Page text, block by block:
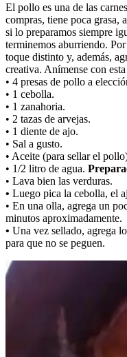
El pollo es una de las
compras, tiene poca grasa,
si lo preparamos siempre
terminemos aburriendo.
toque distinto y, además,
creativa. Anímense con
• 4 presas de pollo a
• 1 cebolla.
• 1 zanahoria.
• 2 tazas de arvejas.
• 1 diente de ajo.
• Sal a gusto.
• Aceite (para sellar el
• 1/2 litro de agua.
• Lava bien las verduras.
• Luego pica la cebolla, el
• En una olla, agrega un
minutos aproximadamente.
• Una vez sellado, agrega
para que no se peguen.